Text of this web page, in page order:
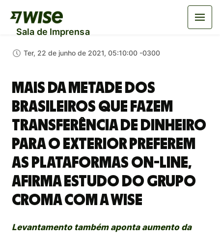
Sala de Imprensa
Ter, 22 de junho de 2021, 05:10:00 -0300
Mais da metade dos
brasileiros que fazem
transferência de dinheiro
para o exterior preferem
as plataformas on-line,
afirma estudo do Grupo
Croma com a Wise
Levantamento também aponta aumento da